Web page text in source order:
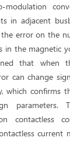
modulation
in adjacent
error on the
in the magnetic
that when
can change
which confirms
parameters.
contactless
current